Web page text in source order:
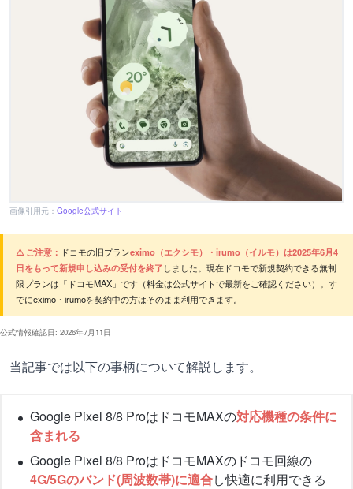
画像引用元： Google公式サイト
⚠️ ご注意： ドコモの旧プランeximo（エクシモ）・irumo（イルモ）は2025年6月4
日をもって新規申し込みの受付を終了しました。現在ドコモで新規契約できる無制
限プランは「ドコモMAX」です（料金は公式サイトで最新をご確認ください）。す
でにeximo・irumoを契約中の方はそのまま利用できます。
公式情報確認日: 2026年7月11日
当記事では以下の事柄について解説します。
Google Pixel 8/8 ProはドコモMAXの対応機種の条件に
含まれる
Google Pixel 8/8 ProはドコモMAXのドコモ回線の
4G/5Gのバンド(周波数帯)に適合し快適に利用できる